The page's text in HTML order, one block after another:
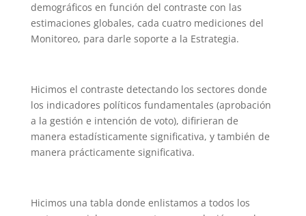
demográficos en función del contraste con las
estimaciones globales, cada cuatro mediciones del
Monitoreo, para darle soporte a la Estrategia.
Hicimos el contraste detectando los sectores donde
los indicadores políticos fundamentales (aprobación
a la gestión e intención de voto), difirieran de
manera estadísticamente significativa, y también de
manera prácticamente significativa.
Hicimos una tabla donde enlistamos a todos los